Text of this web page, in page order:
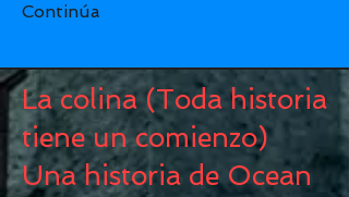
Continúa
La colina (Toda historia
tiene un comienzo)
Una historia de Ocean